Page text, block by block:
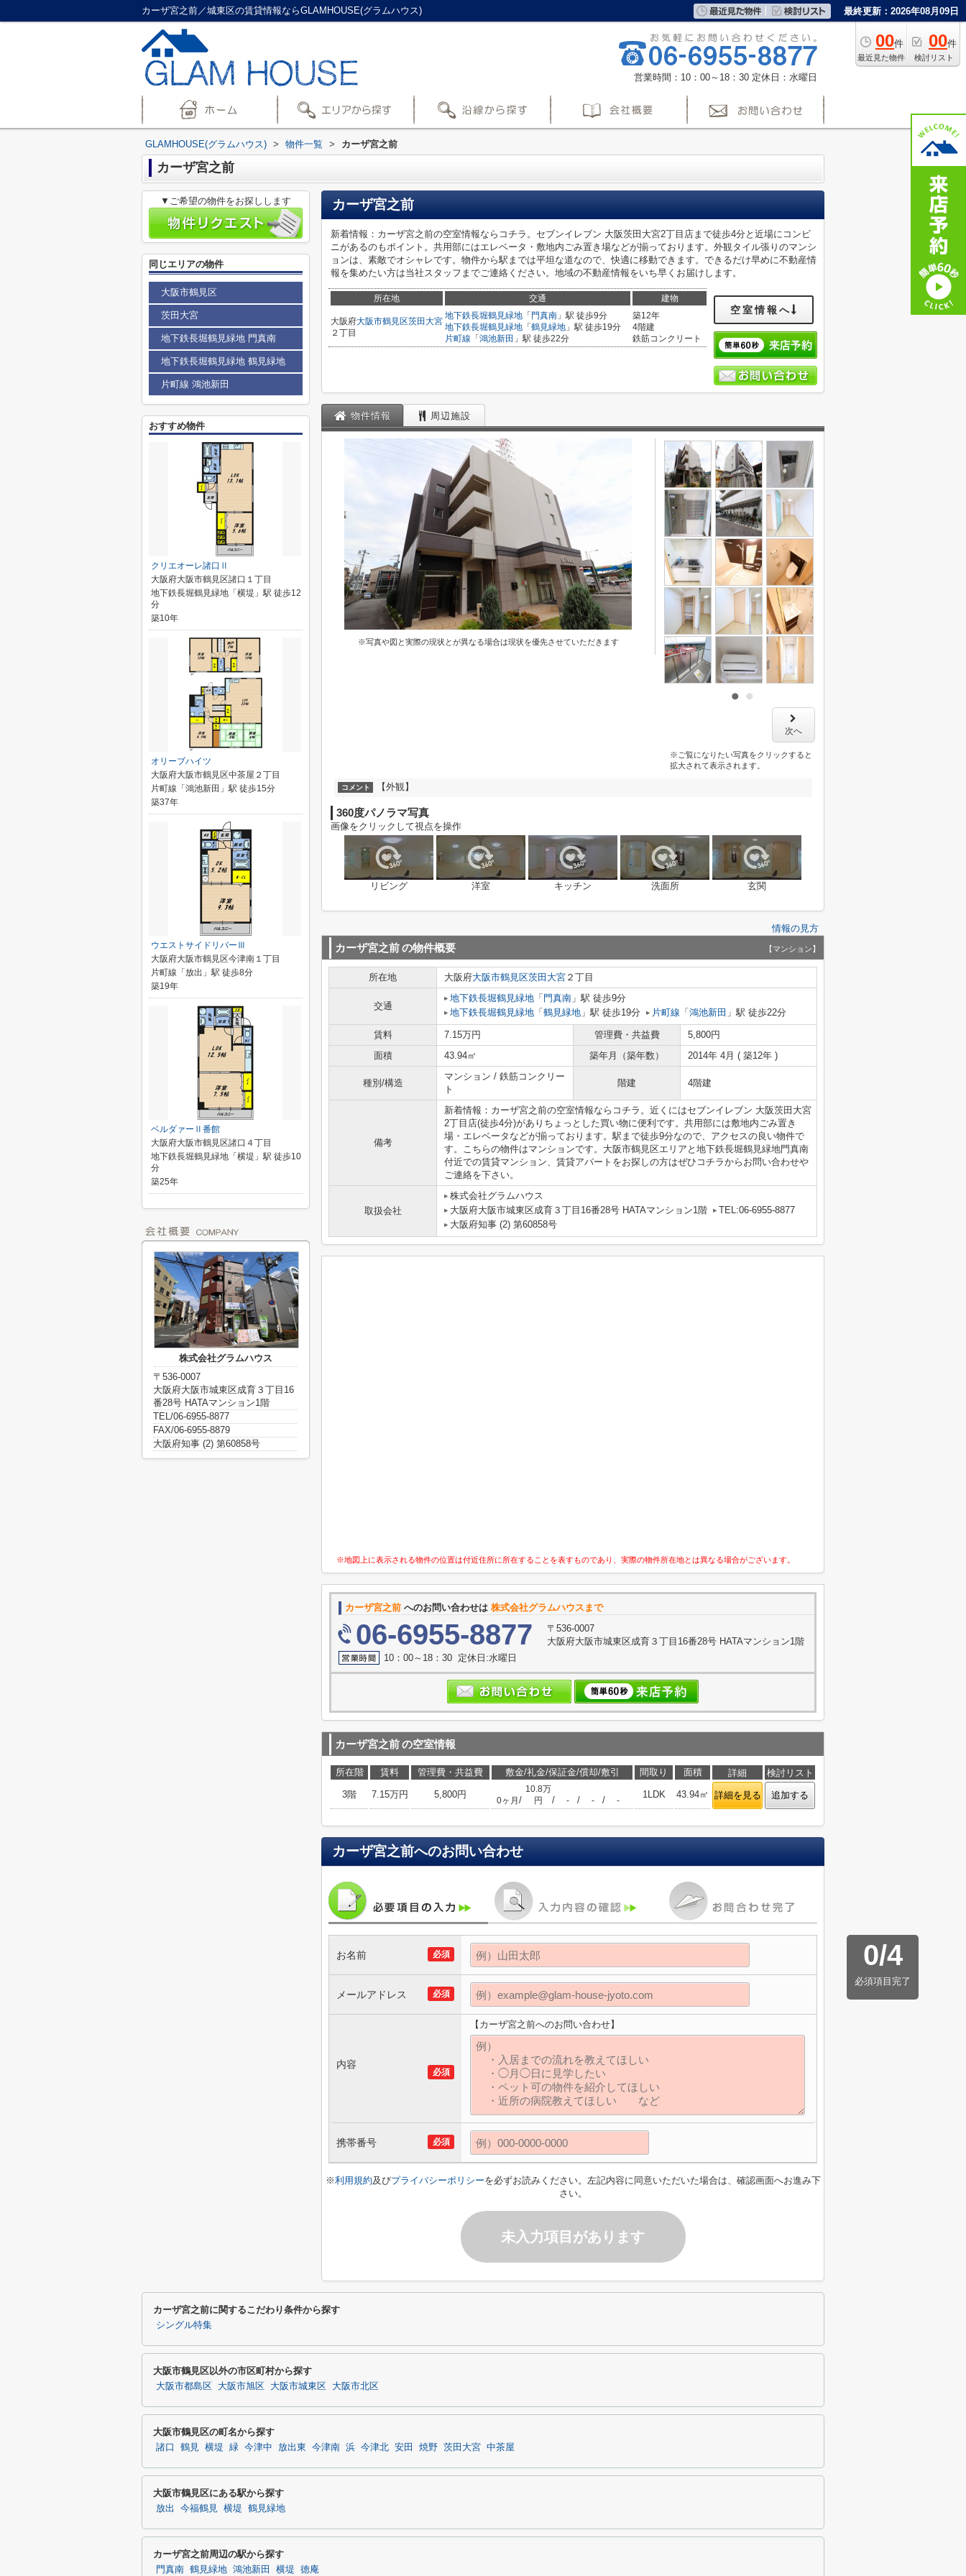
カーザ宮之前／城東区の賃貸情報ならGLAMHOUSE(グラムハウス) 最終更新：2026年08月09日
00件
最近見た物件
00件
検討リスト
営業時間：10：00～18：30 定休日：水曜日
GLAMHOUSE(グラムハウス) > 物件一覧 > カーザ宮之前
カーザ宮之前
カーザ宮之前
新着情報：カーザ宮之前の空室情報ならコチラ。セブンイレブン 大阪茨田大宮2丁目店まで徒歩4分と近場にコンビ
ニがあるのもポイント。共用部にはエレベータ・敷地内ごみ置き場などが揃っております。外観タイル張りのマンシ
ョンは、素敵でオシャレです。物件から駅までは平坦な道なので、快適に移動できます。できるだけ早めに不動産情
報を集めたい方は当社スタッフまでご連絡ください。地域の不動産情報をいち早くお届けします。
所在地 交通 建物
大阪府大阪市鶴見区茨田大宮
２丁目
地下鉄長堀鶴見緑地 「 門真南 」駅 徒歩9分
地下鉄長堀鶴見緑地 「 鶴見緑地 」駅 徒歩19分
片町線 「 鴻池新田 」駅 徒歩22分
築12年
4階建
鉄筋コンクリート
空室情報へ
物件情報 周辺施設
※写真や図と実際の現状とが異なる場合は現状を優先させていただきます
次へ
※ご覧になりたい写真をクリックすると
拡大されて表示されます。
コメント 【外観】
360度パノラマ写真
画像をクリックして視点を操作
リビング 洋室 キッチン 洗面所 玄関
情報の見方
カーザ宮之前の物件概要 【マンション】
所在地 大阪府大阪市鶴見区茨田大宮 ２丁目
交通
地下鉄長堀鶴見緑地 「 門真南 」駅 徒歩9分
地下鉄長堀鶴見緑地 「 鶴見緑地 」駅 徒歩19分 片町線 「 鴻池新田 」駅 徒歩22分
賃料 7.15万円 管理費・共益費
5,800円
面積
43.94㎡ 築年月（築年数） 2014年 4月 ( 築12年 )
種別/構造
マンション / 鉄筋コンクリー
ト
階建 4階建
備考
新着情報：カーザ宮之前の空室情報ならコチラ。近くにはセブンイレブン 大阪茨田大宮
2丁目店(徒歩4分)がありちょっとした買い物に便利です。共用部には敷地内ごみ置き
場・エレベータなどが揃っております。駅まで徒歩9分なので、アクセスの良い物件で
す。こちらの物件はマンションです。大阪市鶴見区エリアと地下鉄長堀鶴見緑地門真南
付近での賃貸マンション、賃貸アパートをお探しの方はぜひコチラからお問い合わせや
ご連絡を下さい。
取扱会社
株式会社グラムハウス
大阪府大阪市城東区成育３丁目16番28号 HATAマンション1階
TEL:06-6955-8877
大阪府知事 (2) 第60858号
※地図上に表示される物件の位置は付近住所に所在することを表すものであり、実際の物件所在地とは異なる場合がございます。
カーザ宮之前 へのお問い合わせは 株式会社グラムハウスまで
06-6955-8877
〒536-0007
大阪府大阪市城東区成育３丁目16番28号 HATAマンション1階
10：00～18：30 定休日:水曜日
カーザ宮之前の空室情報
所在階 賃料 管理費・共益費 敷金/礼金/保証金/償却/敷引 間取り 面積 詳細
検討リスト
3階
7.15万円 5,800円
0ヶ月 /
10.8万
円
/ - / - / -
1LDK 43.94㎡ 詳細を見る 追加する
カーザ宮之前へのお問い合わせ
0/4
必須項目完了
必須
お名前
必須
メールアドレス
必須
内容
【カーザ宮之前へのお問い合わせ】
必須
携帯番号
※利用規約及びプライバシーポリシーを必ずお読みください。左記内容に同意いただいた場合は、確認画面へお進み下
さい。
未入力項目があります
▼ご希望の物件をお探しします
同じエリアの物件
大阪市鶴見区
茨田大宮
地下鉄長堀鶴見緑地 門真南
地下鉄長堀鶴見緑地 鶴見緑地
片町線 鴻池新田
おすすめ物件
クリエオーレ諸口Ⅱ
大阪府大阪市鶴見区諸口１丁目
地下鉄長堀鶴見緑地「横堤」駅 徒歩12
分
築10年
オリーブハイツ
大阪府大阪市鶴見区中茶屋２丁目
片町線「鴻池新田」駅 徒歩15分
築37年
ウエストサイドリバーⅢ
大阪府大阪市鶴見区今津南１丁目
片町線「放出」駅 徒歩8分
築19年
ベルダァーⅡ番館
大阪府大阪市鶴見区諸口４丁目
地下鉄長堀鶴見緑地「横堤」駅 徒歩10
分
築25年
株式会社グラムハウス
〒536-0007
大阪府大阪市城東区成育３丁目16
番28号 HATAマンション1階
TEL/06-6955-8877
FAX/06-6955-8879
大阪府知事 (2) 第60858号
カーザ宮之前に関するこだわり条件から探す
シングル特集
大阪市鶴見区以外の市区町村から探す
大阪市都島区 大阪市旭区 大阪市城東区 大阪市北区
大阪市鶴見区の町名から探す
諸口 鶴見 横堤 緑 今津中 放出東 今津南 浜 今津北 安田 焼野 茨田大宮 中茶屋
大阪市鶴見区にある駅から探す
放出 今福鶴見 横堤 鶴見緑地
カーザ宮之前周辺の駅から探す
門真南 鶴見緑地 鴻池新田 横堤 徳庵